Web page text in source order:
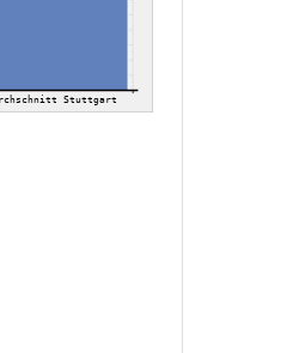
Stuttgart